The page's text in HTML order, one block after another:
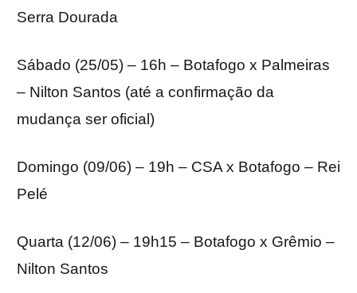
Serra Dourada
Sábado (25/05) – 16h – Botafogo x Palmeiras
– Nilton Santos (até a confirmação da
mudança ser oficial)
Domingo (09/06) – 19h – CSA x Botafogo – Rei
Pelé
Quarta (12/06) – 19h15 – Botafogo x Grêmio –
Nilton Santos